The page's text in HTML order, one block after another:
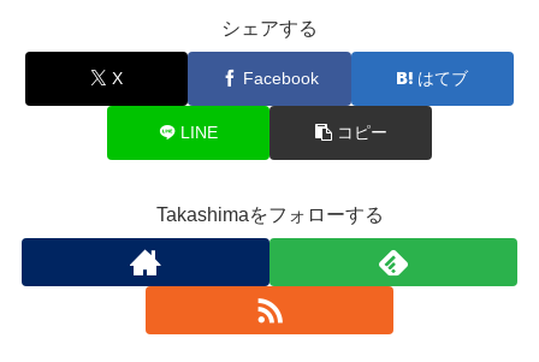
シェアする
X Facebook はてブ
LINE コピー
Takashimaをフォローする